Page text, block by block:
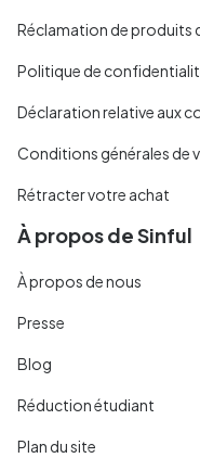
Réclamation de produits
Politique de
Déclaration relative aux
Conditions générales de
Rétracter votre achat
À propos de Sinful
À propos de nous
Presse
Blog
Réduction étudiant
Plan du site